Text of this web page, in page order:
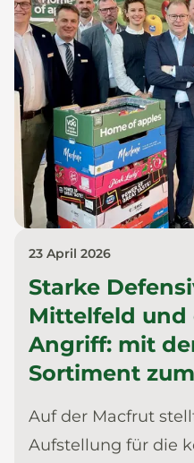
23 April 2026
Starke
Mittelfeld und
Angriff: mit
Sortiment
Auf der Macfrut
Aufstellung für die